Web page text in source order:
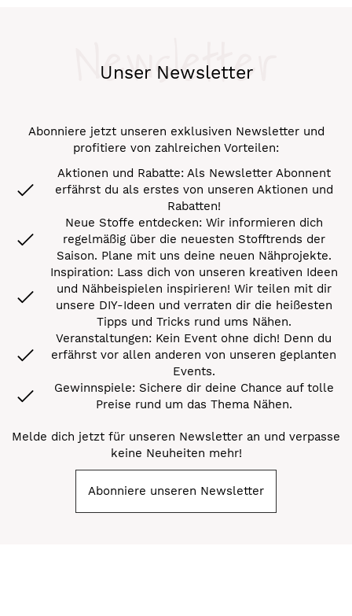
Unser Newsletter
Newsletter
Abonniere jetzt unseren exklusiven Newsletter und
profitiere von zahlreichen Vorteilen:
Aktionen und Rabatte: Als Newsletter Abonnent
erfährst du als erstes von unseren Aktionen und
Rabatten!
Neue Stoffe entdecken: Wir informieren dich
regelmäßig über die neuesten Stofftrends der
Saison. Plane mit uns deine neuen Nähprojekte.
Inspiration: Lass dich von unseren kreativen Ideen
und Nähbeispielen inspirieren! Wir teilen mit dir
unsere DIY-Ideen und verraten dir die heißesten
Tipps und Tricks rund ums Nähen.
Veranstaltungen: Kein Event ohne dich! Denn du
erfährst vor allen anderen von unseren geplanten
Events.
Gewinnspiele: Sichere dir deine Chance auf tolle
Preise rund um das Thema Nähen.
Melde dich jetzt für unseren Newsletter an und verpasse
keine Neuheiten mehr!
Abonniere unseren Newsletter